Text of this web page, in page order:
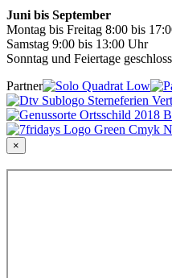
Juni bis September
Montag bis Freitag 8:00 bis
Samstag 9:00 bis 13:00 Uhr
Sonntag und Feiertage
Partner
×